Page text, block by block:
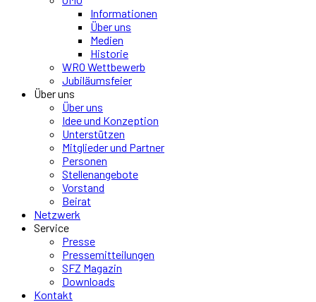
Informationen
Über uns
Medien
Historie
WRO Wettbewerb
Jubiläumsfeier
Über uns
Über uns
Idee und Konzeption
Unterstützen
Mitglieder und Partner
Personen
Stellenangebote
Vorstand
Beirat
Netzwerk
Service
Presse
Pressemitteilungen
SFZ Magazin
Downloads
Kontakt